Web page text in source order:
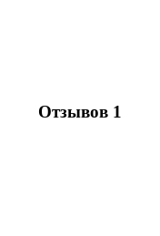
Отзывов 1